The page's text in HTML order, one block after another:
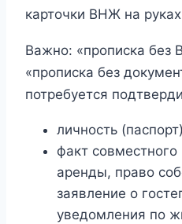
карточки ВНЖ на
Важно: «прописка без
«прописка без
потребуется
личность
факт
аренды, право
заявление о
уведомления по